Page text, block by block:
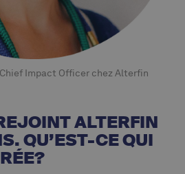
Impact Officer chez Alterfin
ALTERFIN
QU’EST-CE QUI